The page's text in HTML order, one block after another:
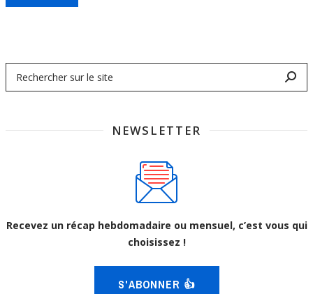
NEWSLETTER
Recevez un récap hebdomadaire ou mensuel, c’est vous qui
choisissez !
S'ABONNER 👍